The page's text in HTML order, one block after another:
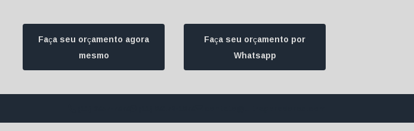
Faça seu orçamento agora
mesmo
Faça seu orçamento por
Whatsapp